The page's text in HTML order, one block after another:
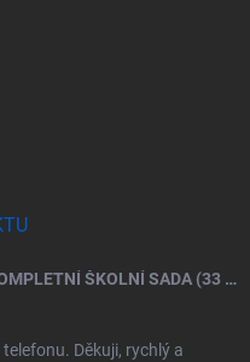
INSECT LORE MOTÝLÍ ZAHRÁDKA KOMPLETNÍ ŠKOLNÍ SADA (33 HOUSENEK)
Děkuji, rychlý a